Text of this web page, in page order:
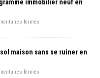
immobilier neuf en
fermés
maison sans se ruiner en
fermés